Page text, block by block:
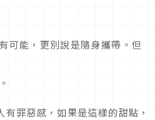
可能，更別說是隨身攜帶。但
罪惡感，如果是這樣的甜點，